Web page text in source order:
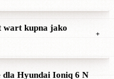
wart kupna jako
+
dla Hyundai Ioniq 6 N